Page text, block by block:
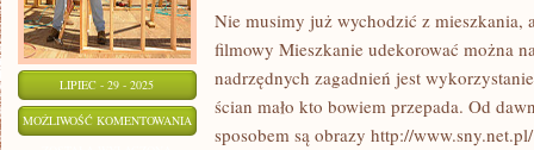
LIPIEC - 29 - 2025
MOŻLIWOŚĆ KOMENTOWANIA
Nie musimy już wychodzić z mieszkania,
filmowy Mieszkanie udekorować można
nadrzędnych zagadnień jest
ścian mało kto bowiem przepada. Od
sposobem są obrazy http://